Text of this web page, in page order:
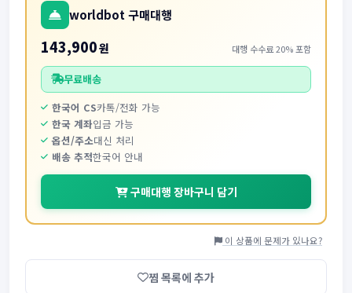
worldbot 구매대행
143,900원 대행 수수료 20% 포함
무료배송
한국어 CS카톡/전화 가능
한국 계좌입금 가능
옵션/주소대신 처리
배송 추적한국어 안내
구매대행 장바구니 담기
이 상품에 문제가 있나요?
찜 목록에 추가